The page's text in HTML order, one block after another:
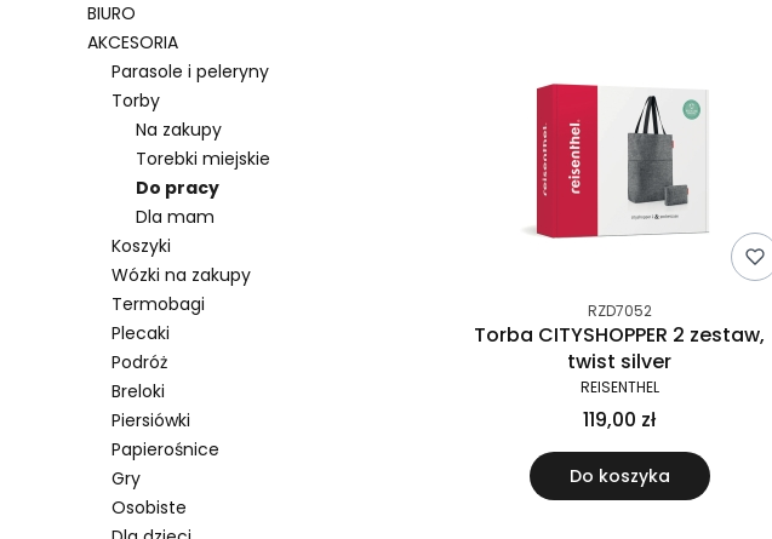
BIURO
AKCESORIA
Parasole i peleryny
Torby
Na zakupy
Torebki miejskie
Do pracy
Dla mam
Koszyki
Wózki na zakupy
Termobagi
Plecaki
Podróż
Breloki
Piersiówki
Papierośnice
Gry
Osobiste
RZD7052
Torba CITYSHOPPER 2 zestaw,
twist silver
REISENTHEL
119,00 zł
Do koszyka